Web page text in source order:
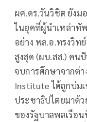
ผศ.ดร.วันวิชิต ยังม
ในยุคที่ผู้นำเหล่าทั
อย่าง พล.อ.ทรงวิ
สูงสุด (ผบ.สส.) คน
จบการศึกษาจากต่
Institute ได้ถูกบ่ม
ประชาธิปไตยมาด้
ของรัฐบาลพลเรือน